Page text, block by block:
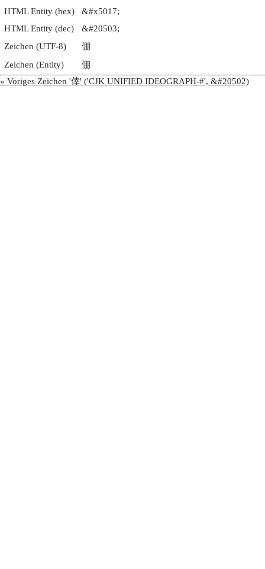
HTML Entity (hex)
&#x5017;
HTML Entity (dec)
&#20503;
Zeichen (UTF-8)
倗
Zeichen (Entity)
倗
« Voriges Zeichen '倖' ('CJK UNIFIED IDEOGRAPH-#', &#20502)